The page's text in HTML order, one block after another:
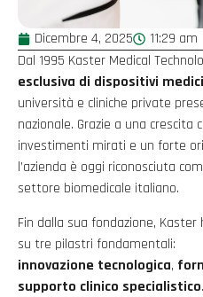
Dicembre 4, 2025
11:29 am
Dal 1995 Kaster Medical
esclusiva di dispositivi medici
università e cliniche private
nazionale. Grazie a una
investimenti mirati e un forte
l’azienda è oggi riconosciuta
settore biomedicale italiano.
Fin dalla sua fondazione,
su tre pilastri fondamentali:
innovazione tecnologica,
supporto clinico specialistico